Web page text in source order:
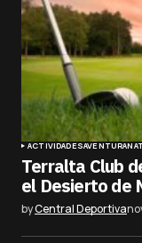
ACTIVIDADESAVENTURA
Terralta Club
el Desierto de
byCentral Deportiva